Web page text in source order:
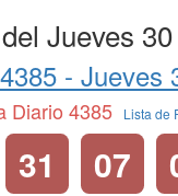
Jueves
- Jueves
Diario 4385 Lista de
31 07